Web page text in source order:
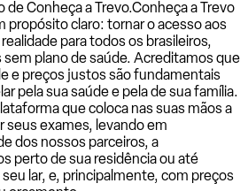
de Conheça a Trevo.Conheça a Trevo
propósito claro: tornar o acesso aos
para todos os brasileiros,
plano de saúde. Acreditamos que
e preços justos são fundamentais
pela sua saúde e pela de sua família.
que coloca nas suas mãos a
seus exames, levando em
dos nossos parceiros, a
perto de sua residência ou até
lar, e, principalmente, com preços